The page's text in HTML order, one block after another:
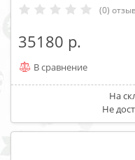
(0)
35180
В сравнение
На
Не